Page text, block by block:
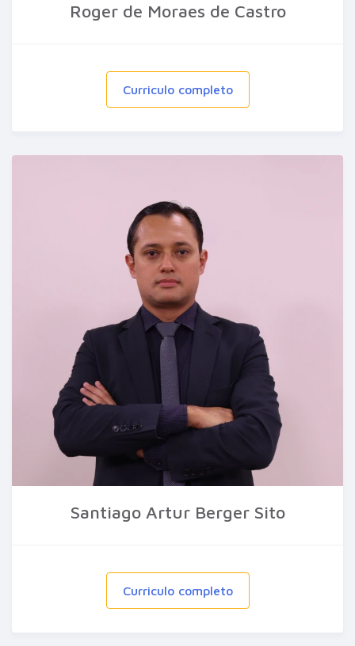
Roger de Moraes de Castro
Curriculo completo
Santiago Artur Berger Sito
Curriculo completo